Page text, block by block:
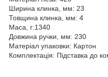
Ширина клинка, мм: 23
Товщина клинка, мм: 4
Маса, г:1340
Довжина ручки, мм: 230
Матеріал упаковки: Картон
Комплектація: Підставка до